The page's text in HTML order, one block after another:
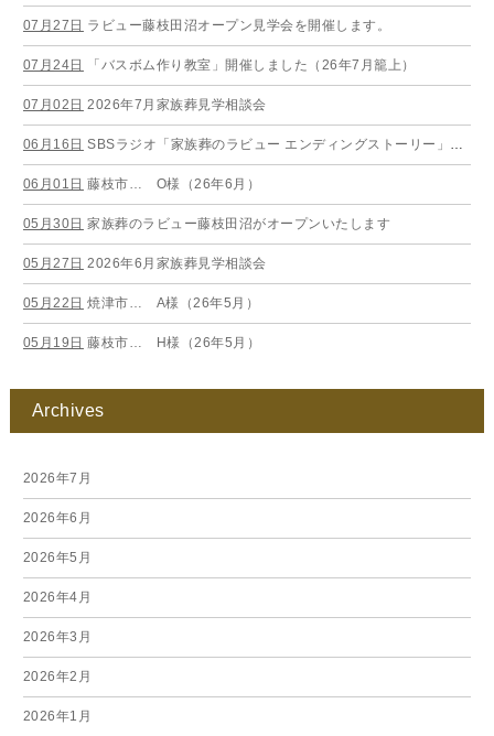
07月27日 ラビュー藤枝田沼オープン見学会を開催します。
07月24日 「バスボム作り教室」開催しました（26年7月籠上）
07月02日 2026年7月家族葬見学相談会
06月16日 SBSラジオ「家族葬のラビュー エンディングストーリー」に弊社スタッフが出演いたしました（26年6月）
06月01日 藤枝市… O様（26年6月）
05月30日 家族葬のラビュー藤枝田沼がオープンいたします
05月27日 2026年6月家族葬見学相談会
05月22日 焼津市… A様（26年5月）
05月19日 藤枝市… H様（26年5月）
Archives
2026年7月
2026年6月
2026年5月
2026年4月
2026年3月
2026年2月
2026年1月